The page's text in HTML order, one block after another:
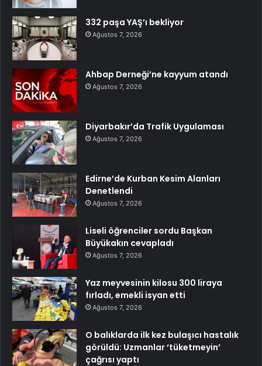
332 paşa YAŞ’ı bekliyor
Ağustos 7, 2026
Ahbap Derneği’ne kayyum atandı
Ağustos 7, 2026
Diyarbakır’da Trafik Uygulaması
Ağustos 7, 2026
Edirne’de Kurban Kesim Alanları
Denetlendi
Ağustos 7, 2026
Liseli öğrenciler sordu Başkan
Büyükakın cevapladı
Ağustos 7, 2026
Yaz meyvesinin kilosu 300 liraya
fırladı, emekli isyan etti
Ağustos 7, 2026
O balıklarda ilk kez bulaşıcı hastalık
görüldü: Uzmanlar ‘tüketmeyin’
çağrısı yaptı